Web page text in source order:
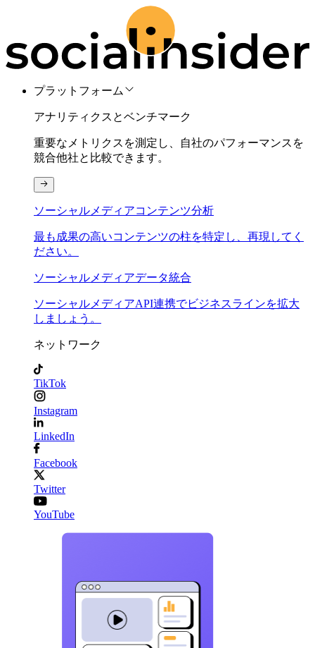
プラットフォーム
アナリティクスとベンチマーク
重要なメトリクスを測定し、自社のパフォーマンスを
競合他社と比較できます。
ソーシャルメディアコンテンツ分析
最も成果の高いコンテンツの柱を特定し、再現してく
ださい。
ソーシャルメディアデータ統合
ソーシャルメディアAPI連携でビジネスラインを拡大
しましょう。
ネットワーク
TikTok
Instagram
LinkedIn
Facebook
Twitter
YouTube